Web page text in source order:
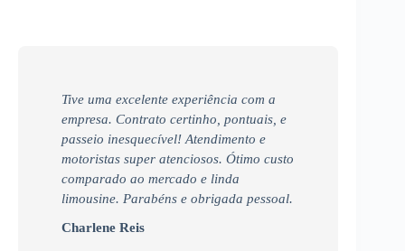
Tive uma excelente experiência com a
empresa. Contrato certinho, pontuais, e
passeio inesquecível! Atendimento e
motoristas super atenciosos. Ótimo custo
comparado ao mercado e linda
limousine. Parabéns e obrigada pessoal.
Charlene Reis